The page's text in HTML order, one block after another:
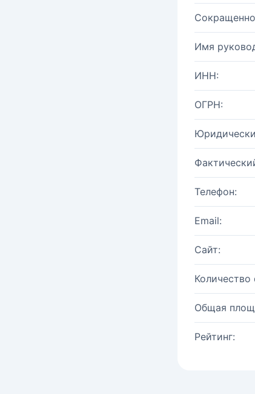
Имя
ИНН:
ОГРН:
Телефон:
Email:
Сайт:
Общая
Рейтинг: